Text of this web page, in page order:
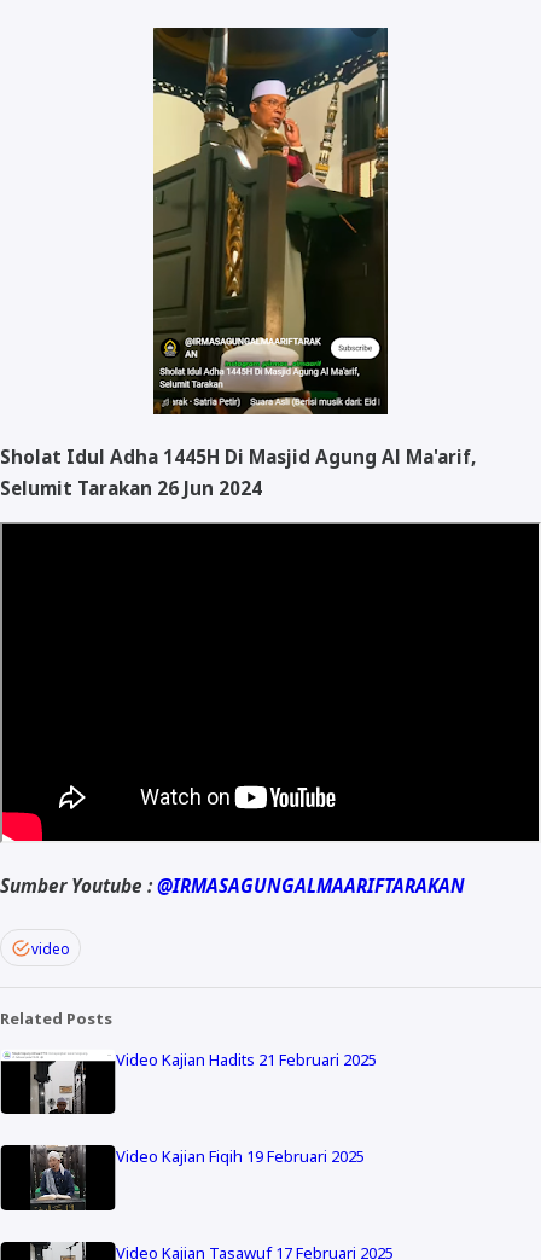
Sholat Idul Adha 1445H Di Masjid Agung Al Ma'arif,
Selumit Tarakan 26 Jun 2024
Sumber Youtube :@IRMASAGUNGALMAARIFTARAKAN
video
Related Posts
Video Kajian Hadits 21 Februari 2025
Video Kajian Fiqih 19 Februari 2025
Video Kajian Tasawuf 17 Februari 2025